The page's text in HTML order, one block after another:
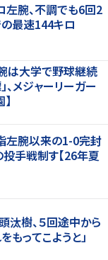
左腕、不調でも6回2
最速144キロ
は大学で野球継続
、メジャーリーガー
左腕以来の1-0完封
投手戦制す【26年夏
汰樹、５回途中から
もってこようと」